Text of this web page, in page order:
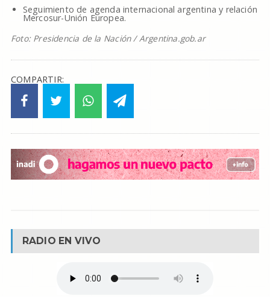
Seguimiento de agenda internacional argentina y relación
Mercosur-Unión Europea.
Foto: Presidencia de la Nación / Argentina.gob.ar
COMPARTIR:
RADIO EN VIVO